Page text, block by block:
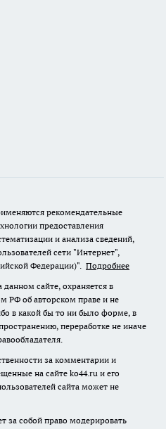
рекомендательные
предоставления
и анализа сведений,
сети "Интернет",
Федерации)". Подробнее
сайте, охраняется в
РФ об авторском праве и не
в какой бы то ни было форме, в
переработке не иначе
за комментарии и
на сайте ko44.ru и его
сайта может не
за собой право модерировать